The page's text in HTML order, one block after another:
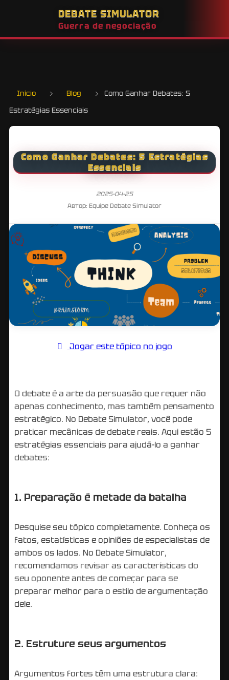
DEBATE SIMULATOR
Guerra de negociação
Início › Blog ›
Como Ganhar Debates: 5
Estratégias Essenciais
Como Ganhar Debates: 5 Estratégias
Essenciais
2025-04-25
Автор: Equipe Debate Simulator
Jogar este tópico no jogo
O debate é a arte da persuasão que requer não
apenas conhecimento, mas também pensamento
estratégico. No Debate Simulator, você pode
praticar mecânicas de debate reais. Aqui estão 5
estratégias essenciais para ajudá-lo a ganhar
debates:
1. Preparação é metade da batalha
Pesquise seu tópico completamente. Conheça os
fatos, estatísticas e opiniões de especialistas de
ambos os lados. No Debate Simulator,
recomendamos revisar as características do
seu oponente antes de começar para se
preparar melhor para o estilo de argumentação
dele.
2. Estruture seus argumentos
Argumentos fortes têm uma estrutura clara: